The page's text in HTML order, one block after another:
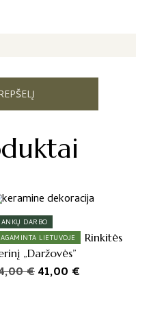
DARBO
LIETUVOJE
Rinkitės
„Daržovės”
€Original
41,00 €